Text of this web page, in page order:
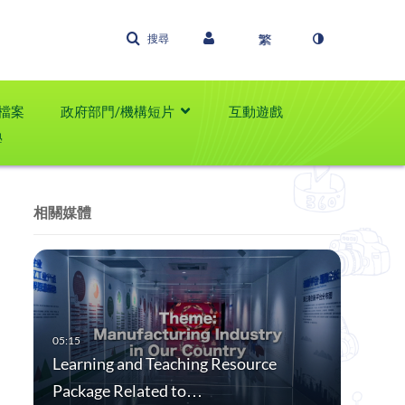
搜尋
案 政府部門/機構短片
互動遊戲
相關媒體
Learning and Teaching Resource
Package Related to…